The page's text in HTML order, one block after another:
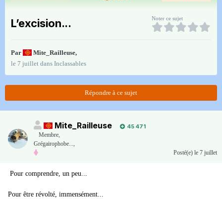
L’excision... Noter ce sujet
Par Mite_Railleuse,
le 7 juillet dans Inclassables
Répondre à ce sujet
Mite_Railleuse
45 471
Membre,
Grégairophobe...,
Posté(e) le 7 juillet
Pour comprendre, un peu...
Pour être révolté, immensément...